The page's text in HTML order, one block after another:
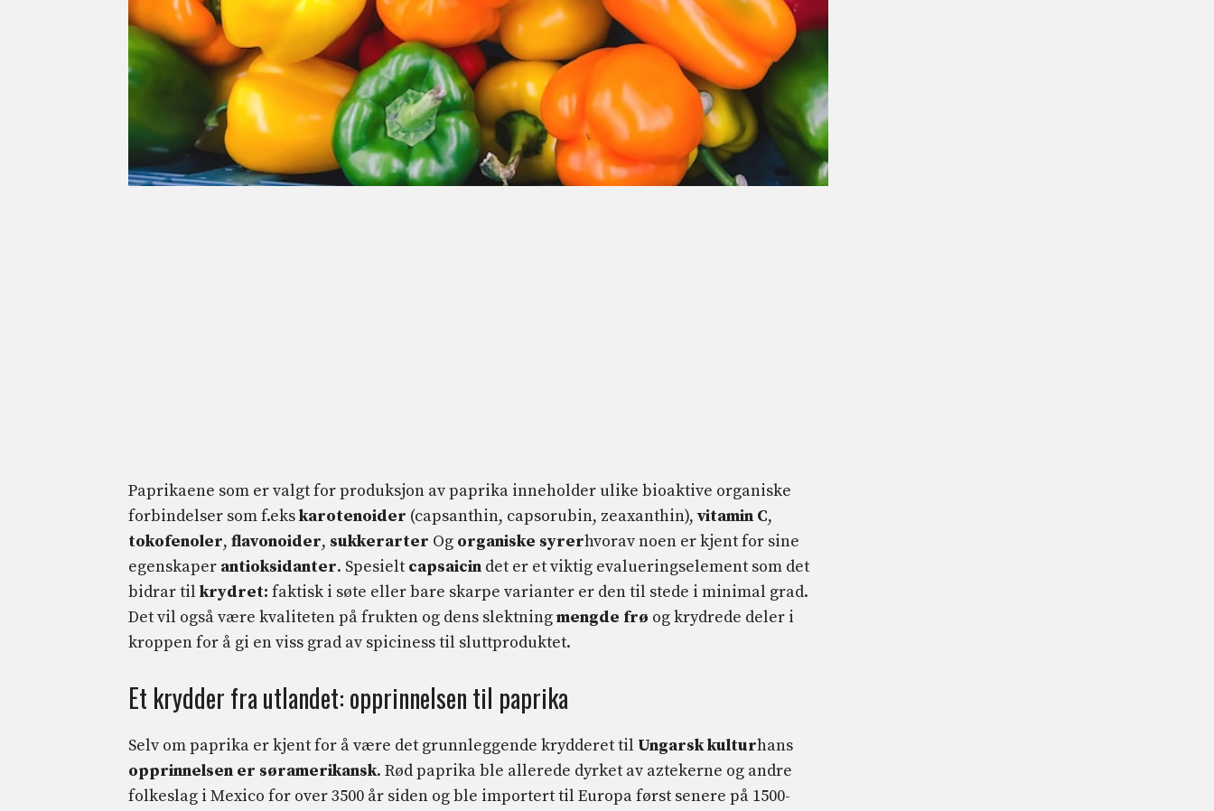
Paprikaene som er valgt for produksjon av paprika inneholder ulike bioaktive organiske
forbindelser som f.ekskarotenoider (capsanthin, capsorubin, zeaxanthin), vitamin C,
tokofenoler, flavonoider, sukkerarter Og organiske syrerhvorav noen er kjent for sine
egenskaper antioksidanter. Spesielt capsaicin det er et viktig evalueringselement som det
bidrar til krydret: faktisk i søte eller bare skarpe varianter er den til stede i minimal grad.
Det vil også være kvaliteten på frukten og dens slektningmengde frø og krydrede deler i
kroppen for å gi en viss grad av spiciness til sluttproduktet.
Et krydder fra utlandet: opprinnelsen til paprika
Selv om paprika er kjent for å være det grunnleggende krydderet til Ungarsk kulturhans
opprinnelsen er søramerikansk. Rød paprika ble allerede dyrket av aztekerne og andre
folkeslag i Mexico for over 3500 år siden og ble importert til Europa først senere på 1500-